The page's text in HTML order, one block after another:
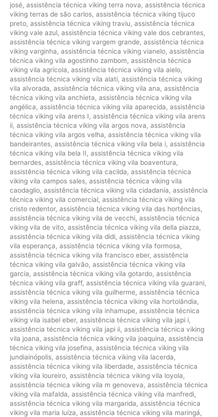
josé, assistência técnica viking terra nova, assistência técnica
viking terras de são carlos, assistência técnica viking tijuco
preto, assistência técnica viking traviu, assistência técnica
viking vale azul, assistência técnica viking vale dos cebrantes,
assistência técnica viking vargem grande, assistência técnica
viking varginha, assistência técnica viking vianelo, assistência
técnica viking vila agostinho zambom, assistência técnica
viking vila agrícola, assistência técnica viking vila aielo,
assistência técnica viking vila alati, assistência técnica viking
vila alvorada, assistência técnica viking vila ana, assistência
técnica viking vila anchieta, assistência técnica viking vila
angélica, assistência técnica viking vila aparecida, assistência
técnica viking vila arens I, assistência técnica viking vila arens
ii, assistência técnica viking vila argos nova, assistência
técnica viking vila argos velha, assistência técnica viking vila
bandeirantes, assistência técnica viking vila bela i, assistência
técnica viking vila bela II, assistência técnica viking vila
bernardes, assistência técnica viking vila boaventura,
assistência técnica viking vila cacilda, assistência técnica
viking vila campos sales, assistência técnica viking vila
caodaglio, assistência técnica viking vila cidadania, assistência
técnica viking vila comercial, assistência técnica viking vila
cristo redentor, assistência técnica viking vila das hortências,
assistência técnica viking vila de vecchi, assistência técnica
viking vila de vito, assistência técnica viking vila della piazza,
assistência técnica viking vila didi, assistência técnica viking
vila esperança, assistência técnica viking vila formosa,
assistência técnica viking vila francisco eber, assistência
técnica viking vila galvão, assistência técnica viking vila
garcia, assistência técnica viking vila gotardo, assistência
técnica viking vila graff, assistência técnica viking vila guarani,
assistência técnica viking vila guilherme, assistência técnica
viking vila helena, assistência técnica viking vila hortolândia,
assistência técnica viking vila inhamupe, assistência técnica
viking vila isabel eber, assistência técnica viking vila japi i,
assistência técnica viking vila japi ii, assistência técnica viking
vila joana, assistência técnica viking vila joaquina, assistência
técnica viking vila josefina, assistência técnica viking vila
jundiainópolis, assistência técnica viking vila lacerda,
assistência técnica viking vila liberdade, assistência técnica
viking vila loureiro, assistência técnica viking vila loyola,
assistência técnica viking vila m genoveva, assistência técnica
viking vila mafalda, assistência técnica viking vila manfredi,
assistência técnica viking vila margarida, assistência técnica
viking vila maria luíza, assistência técnica viking vila maringá,